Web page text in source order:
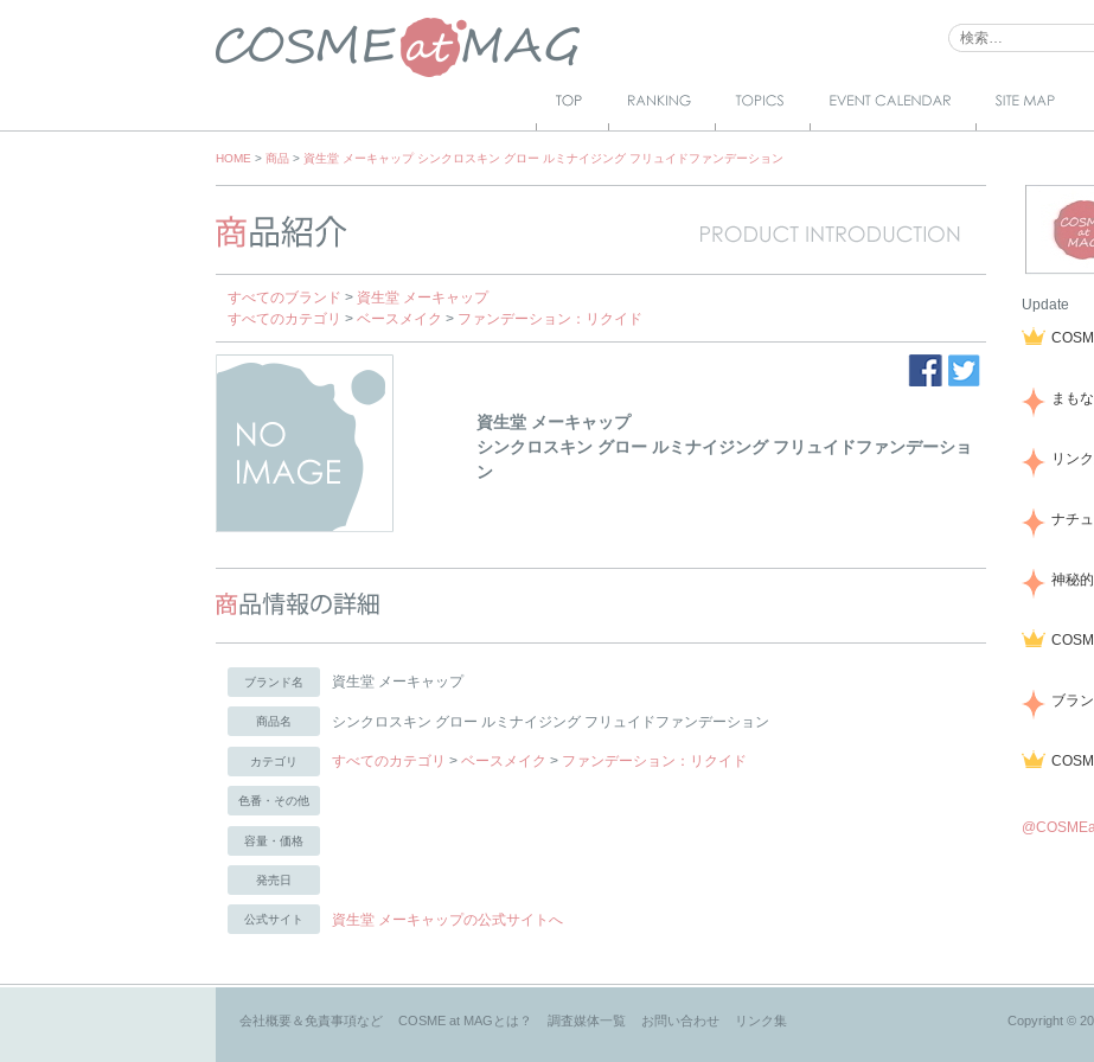
ップ
Skip
HOME > 商品 > 資生堂 メーキャップ シンクロスキン グロー ルミナイジング フリュイドファンデーション
すべてのブランド > 資生堂 メーキャップ
すべてのカテゴリ > ベースメイク > ファンデーション：リクイド
資生堂 メーキャップ
シンクロスキン グロー ルミナイジング フリュイドファンデーショ
ン
ブランド名 資生堂 メーキャップ
商品名 シンクロスキン グロー ルミナイジング フリュイドファンデーション
カテゴリ すべてのカテゴリ > ベースメイク > ファンデーション：リクイド
色番・その他
容量・価格
発売日
公式サイト 資生堂 メーキャップの公式サイトへ
Update
会社概要＆免責事項など COSME at MAGとは？ 調査媒体一覧 お問い合わせ リンク集 Copyright ©